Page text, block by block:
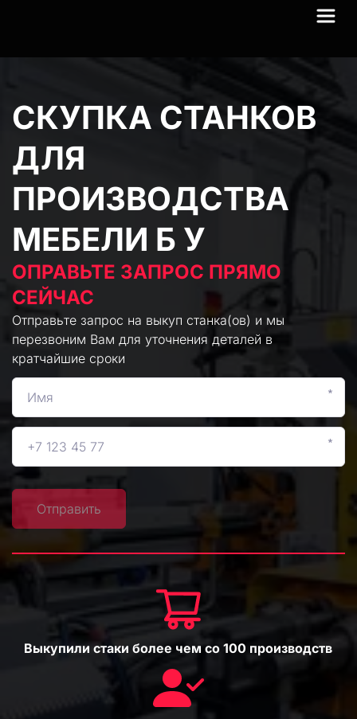
СКУПКА СТАНКОВ
ДЛЯ
ПРОИЗВОДСТВА
МЕБЕЛИ Б У
ОПРАВЬТЕ ЗАПРОС ПРЯМО
СЕЙЧАС
Отправьте запрос на выкуп станка(ов) и мы
перезвоним Вам для уточнения деталей в
кратчайшие сроки
*
*
Отправить
Выкупили стаки более чем со 100 производств